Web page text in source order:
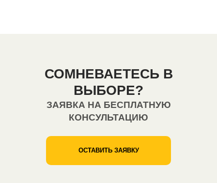
СОМНЕВАЕТЕСЬ В
ВЫБОРЕ?
ЗАЯВКА НА БЕСПЛАТНУЮ
КОНСУЛЬТАЦИЮ
ОСТАВИТЬ ЗАЯВКУ